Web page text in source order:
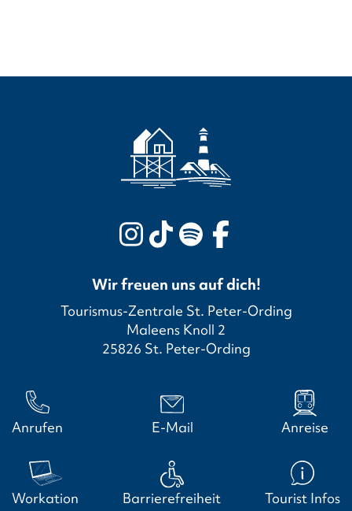
Wir freuen uns auf dich!
Tourismus-Zentrale St. Peter-Ording
Maleens Knoll 2
25826 St. Peter-Ording
Anrufen E-Mail Anreise
Workation Barrierefreiheit Tourist Infos